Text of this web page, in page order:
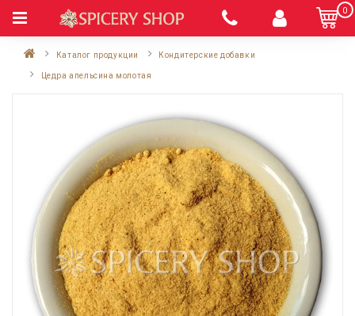
0
Каталог продукции Кондитерские добавки
Цедра апельсина молотая